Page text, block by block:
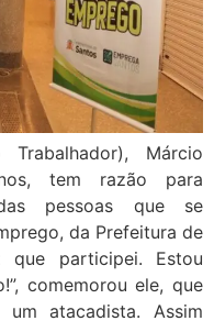
Márcio
tem razão para
pessoas que se
da Prefeitura de
participei. Estou
comemorou ele, que
atacadista. Assim